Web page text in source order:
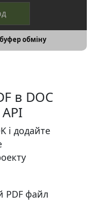
обміну
в DOC
і додайте
PDF файл